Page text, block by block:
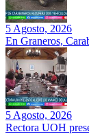
5 Agosto, 2026
En Graneros,
5 Agosto, 2026
Rectora UOH